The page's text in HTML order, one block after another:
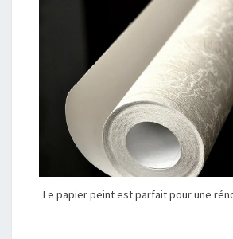
Le papier peint est parfait pour une